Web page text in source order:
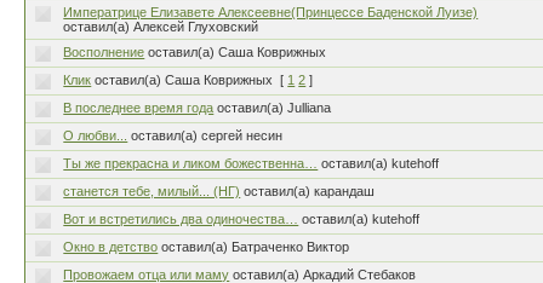
Императрице Елизавете Алексеевне(Принцессе Баденской Луизе)
оставил(а) Алексей Глуховский
Восполнение оставил(а) Саша Коврижных
Клик оставил(а) Саша Коврижных [ 1 2 ]
В последнее время года оставил(а) Julliana
О любви...
оставил(а) сергей несин
Ты же прекрасна и ликом божественна…
оставил(а) kutehoff
станется тебе, милый... (НГ) оставил(а) карандаш
Вот и встретились два одиночества…
оставил(а) kutehoff
Окно в детство оставил(а) Батраченко Виктор
Провожаем отца или маму оставил(а) Аркадий Стебаков